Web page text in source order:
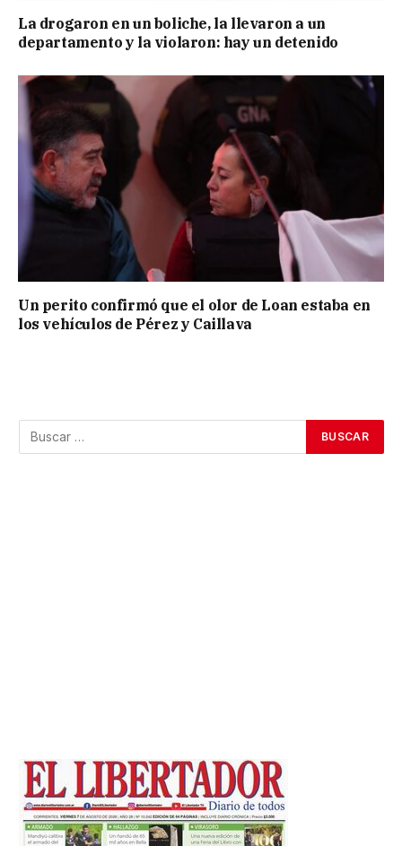
La drogaron en un boliche, la llevaron a un
departamento y la violaron: hay un detenido
Un perito confirmó que el olor de Loan estaba en
los vehículos de Pérez y Caillava